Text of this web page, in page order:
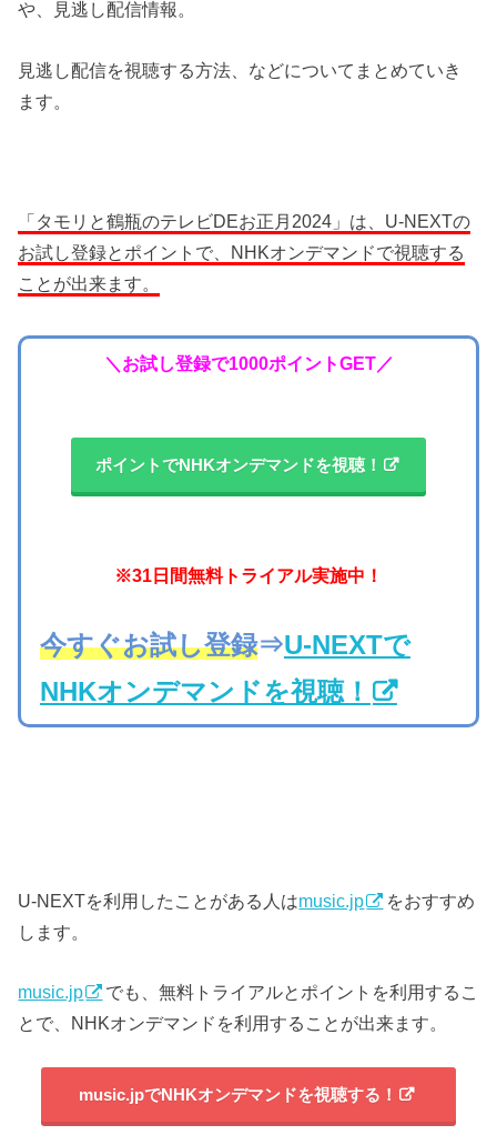
や、見逃し配信情報。
見逃し配信を視聴する方法、などについてまとめていき
ます。
「タモリと鶴瓶のテレビDEお正月2024」は、U-NEXTの
お試し登録とポイントで、NHKオンデマンドで視聴する
ことが出来ます。
＼お試し登録で1000ポイントGET／
ポイントでNHKオンデマンドを視聴！
※31日間無料トライアル実施中！
今すぐお試し登録⇒U-NEXTで
NHKオンデマンドを視聴！
U-NEXTを利用したことがある人はmusic.jp
をおすすめ
します。
music.jp
でも、無料トライアルとポイントを利用するこ
とで、NHKオンデマンドを利用することが出来ます。
music.jpでNHKオンデマンドを視聴する！